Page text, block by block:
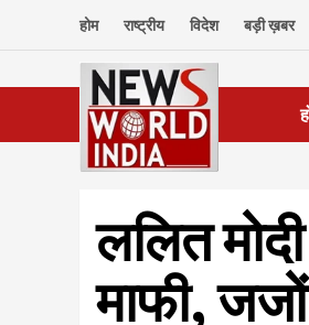
होम राष्ट्रीय विदेश बड़ी ख़बर
ललित
माफी,